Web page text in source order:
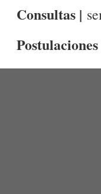
Consultas |
Postulaciones